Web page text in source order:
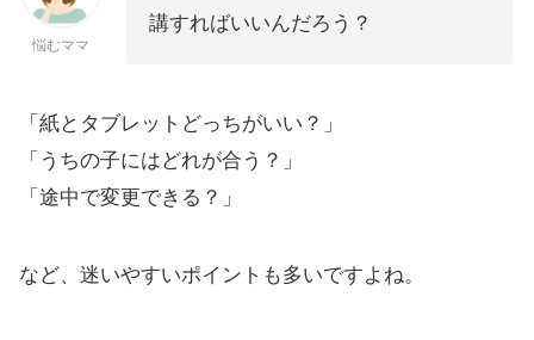
悩むママ
講すればいいんだろう？
「紙とタブレットどっちがいい？」
「うちの子にはどれが合う？」
「途中で変更できる？」
など、迷いやすいポイントも多いですよね。